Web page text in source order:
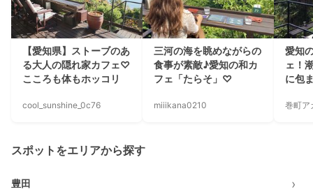
【愛知県】ストーブのあ
る大人の隠れ家カフェ♡
こころも体もホッコリ
cool_sunshine_0c76
三河の海を眺めながらの
食事が素敵♪愛知の和カ
フェ「たらそ」♡
miiikana0210
愛知
ェ！
に包
巻町ア
スポットをエリアから探す
豊田 ›